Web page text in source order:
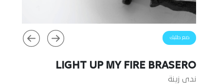
ضع طلبك
LIGHT UP MY FIRE BRASERO
ندى زينة